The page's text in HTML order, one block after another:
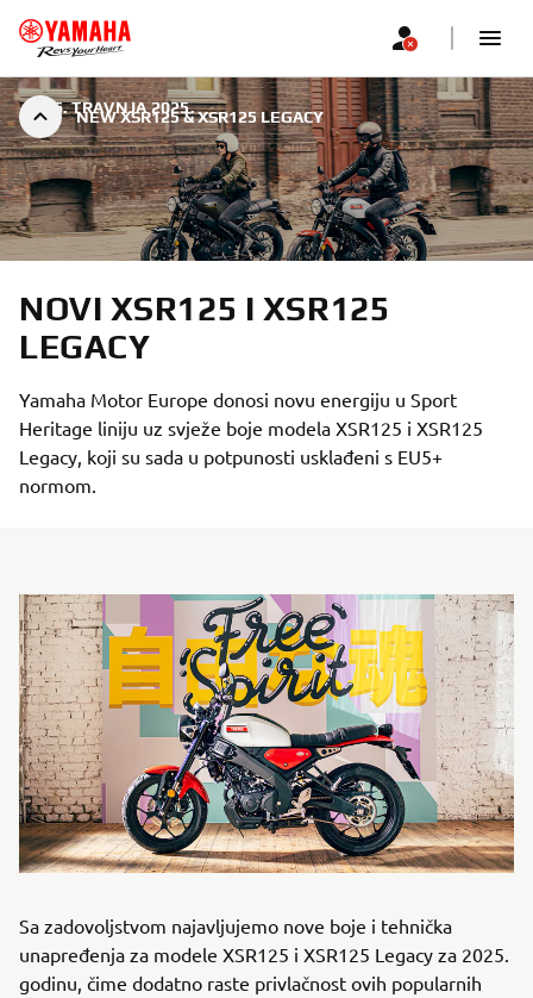
NEW XSR125 & XSR125 LEGACY
16. TRAVNJA 2025.
NOVI XSR125 I XSR125
LEGACY
Yamaha Motor Europe donosi novu energiju u Sport
Heritage liniju uz svježe boje modela XSR125 i XSR125
Legacy, koji su sada u potpunosti usklađeni s EU5+
normom.
Sa zadovoljstvom najavljujemo nove boje i tehnička
unapređenja za modele XSR125 i XSR125 Legacy za 2025.
godinu, čime dodatno raste privlačnost ovih popularnih